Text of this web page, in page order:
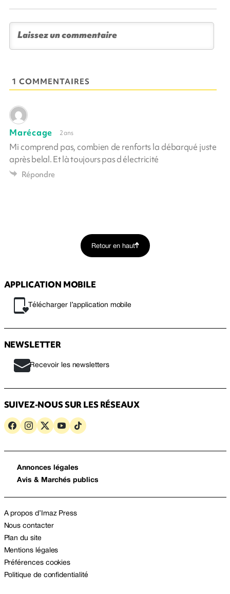
1 COMMENTAIRES
Marécage 2 ans
Mi comprend pas, combien de renforts la débarqué juste
après belal. Et là toujours pas d électricité
Répondre
Retour en haut
APPLICATION MOBILE
Télécharger l’application mobile
NEWSLETTER
Recevoir les newsletters
SUIVEZ-NOUS SUR LES RÉSEAUX
Annonces légales
Avis & Marchés publics
A propos d’Imaz Press
Nous contacter
Plan du site
Mentions légales
Préférences cookies
Politique de confidentialité